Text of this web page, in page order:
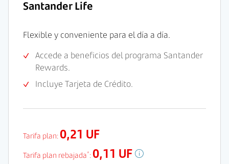
Santander Life
Flexible y conveniente para el día a día.
Accede a beneficios del programa Santander
Rewards.
Incluye Tarjeta de Crédito.
Tarifa plan:0,21 UF
Tarifa plan rebajada*:0,11 UF